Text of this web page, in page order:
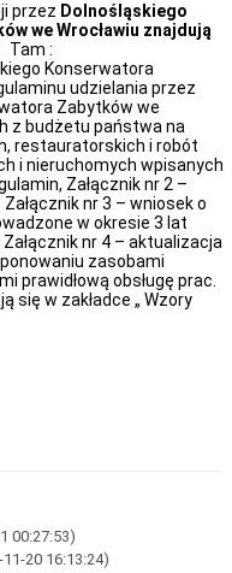
przez Dolnośląskiego
we Wrocławiu znajdują
. Tam :
Konserwatora
udzielania przez
Zabytków we
z budżetu państwa na
restauratorskich i robót
i nieruchomych wpisanych
Załącznik nr 2 –
nr 3 – wniosek o
w okresie 3 lat
nr 4 – aktualizacja
zasobami
prawidłową obsługę prac.
się w zakładce „ Wzory
00:27:53)
20 16:13:24)